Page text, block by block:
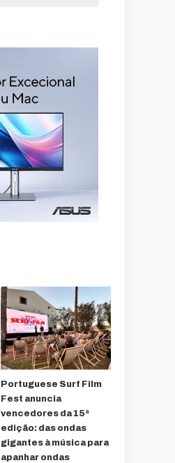
Portuguese Surf Film
Fest anuncia
vencedores da 15ª
edição: das ondas
gigantes à música para
apanhar ondas